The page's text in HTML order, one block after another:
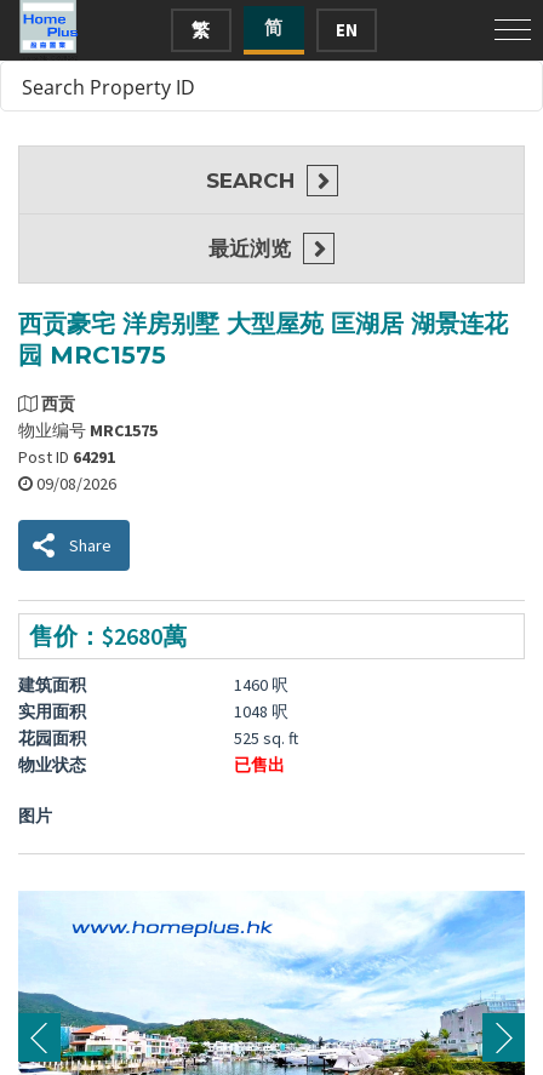
繁 简 EN
西贡豪宅 洋房别墅 大型屋苑 匡湖居 湖景连花
园 MRC1575
西贡
物业编号 MRC1575
Post ID 64291
09/08/2026
Share
售价：$2680萬
建筑面积
1460 呎
实用面积
1048 呎
花园面积
525 sq. ft
物业状态
已售出
图片
SEARCH
最近浏览